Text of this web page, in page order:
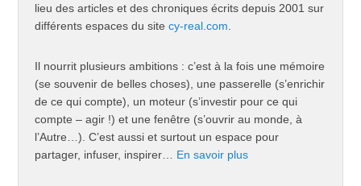
lieu des articles et des chroniques écrits depuis 2001 sur
différents espaces du sitecy-real.com
Il nourrit plusieurs ambitions : c’est à la fois une mémoire
(se souvenir de belles choses), une passerelle (s’enrichir
de ce qui compte), un moteur (s’investir pour ce qui
compte – agir !) et une fenêtre (s’ouvrir au monde, à
l’Autre…). C’est aussi et surtout un espace pour
partager, infuser, inspirer… En savoir plus